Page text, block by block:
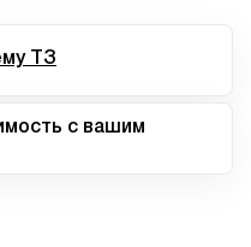
ТЗ
с вашим